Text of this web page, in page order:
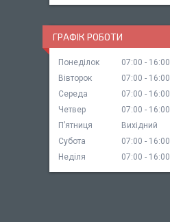
ГРАФІК РОБОТИ
Понеділок 07:00
16:00
Вівторок
07:00
16:00
Середа
07:00
16:00
Четвер
07:00
16:00
Пʼятниця
Вихідний
Субота
07:00
16:00
Неділя
07:00 16:00